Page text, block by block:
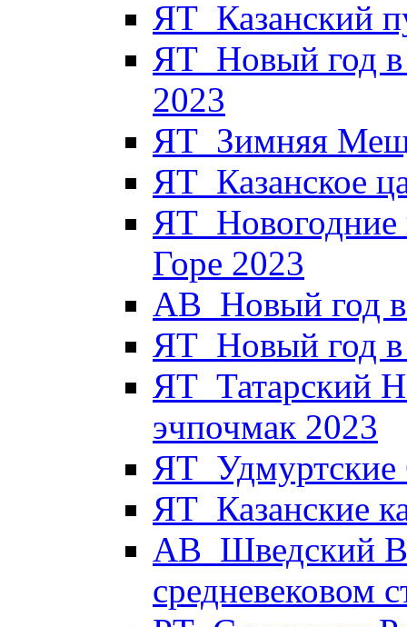
ЯТ_Казанский
ЯТ_Новый год
2023
ЯТ_Зимняя
ЯТ_Казанское
Горе 2023
АВ_Новый год
ЯТ_Новый год в
ЯТ_Татарский
эчпочмак 2023
ЯТ_Казанские
АВ_Шведский
средневековом